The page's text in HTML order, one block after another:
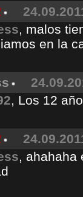
, malos
en la
, Los 12
, ahahaha